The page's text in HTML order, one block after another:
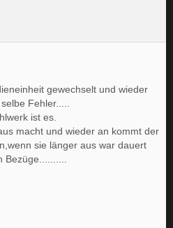
gewechselt und wieder
Fehler.....
ist es.
macht und wieder an kommt der
sie länger aus war dauert